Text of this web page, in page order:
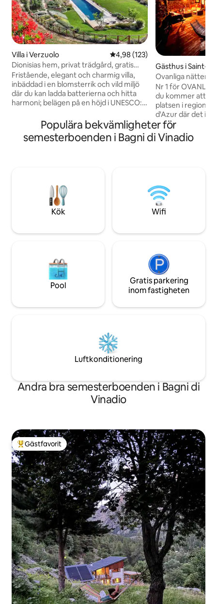
Villa i Verzuolo 4,98 av 5 i genomsnittligt
4,98 (123)
Dionisias hem, privat trädgård, gratis
pool, spa
Fristående, elegant och charmig villa,
inbäddad i en blomsterrik och vild miljö
där du kan ladda batterierna och hitta
harmoni; belägen på en höjd i UNESCO:s
meter x 4 meter, solarium, sensorisk
trädgård med aromaterapi. Extra-
exklusivt Sky Spa med panoramautsikt
privat trädgård, grill och mountainbikes
tillhandahålls.
Gästhus i Saint-
Var
Ovanliga nätter i
Nr 1 för
du kommer att
platsen i
d'Azur där det
radie av 500
över vår
200 m² upphöjd
havet (Nice) på
har odlat oliver i
SUB-olivolja och
Populära bekvämligheter för
semesterboenden i Bagni di Vinadio
Kök Wifi
Pool
Gratis parkering
inom fastigheten
Luftkonditionering
Andra bra semesterboenden i Bagni di
Vinadio
Populär gästfavorit
Gästfavorit